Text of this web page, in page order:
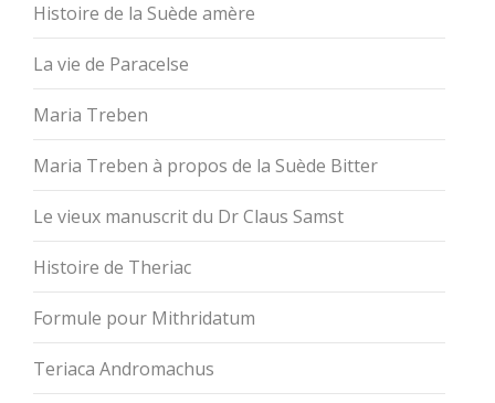
Histoire de la Suède amère
La vie de Paracelse
Maria Treben
Maria Treben à propos de la Suède Bitter
Le vieux manuscrit du Dr Claus Samst
Histoire de Theriac
Formule pour Mithridatum
Teriaca Andromachus